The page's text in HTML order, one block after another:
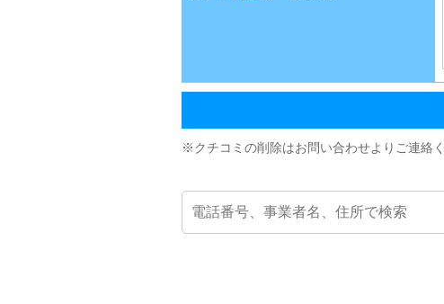
※クチコミの削除はお問い合わせよりご連絡く